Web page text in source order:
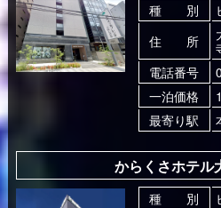
種 別
住 所
電話番号
一泊価格
最寄り駅
からくさホテル
種 別